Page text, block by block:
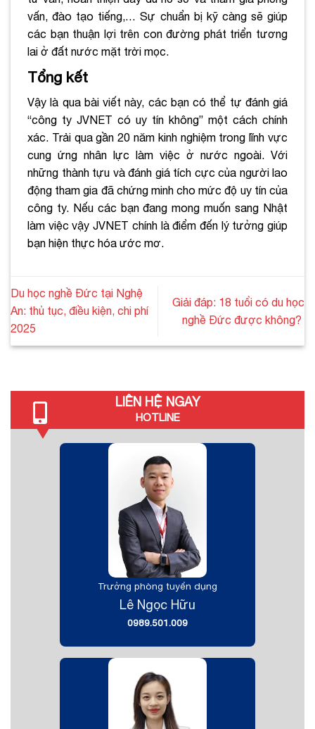
vấn, đào tạo tiếng,… Sự chuẩn bị kỹ càng sẽ giúp
các bạn thuận lợi trên con đường phát triển tương
lai ở đất nước mặt trời mọc.
Tổng kết
Vậy là qua bài viết này, các bạn có thể tự đánh giá
“công ty JVNET có uy tín không” một cách chính
xác. Trải qua gần 20 năm kinh nghiệm trong lĩnh vực
cung ứng nhân lực làm việc ở nước ngoài. Với
những thành tựu và đánh giá tích cực của người lao
động tham gia đã chứng minh cho mức độ uy tín của
công ty. Nếu các bạn đang mong muốn sang Nhật
làm việc vậy JVNET chính là điểm đến lý tưởng giúp
bạn hiện thực hóa ước mơ.
Du học nghề Đức tại Nghệ
An: thủ tục, điều kiện, chi phí
2025
Giải đáp: 18 tuổi có du học
nghề Đức được không?
LIÊN HỆ NGAY
HOTLINE
Trưởng phòng tuyển dụng
Lê Ngọc Hữu
0989.501.009